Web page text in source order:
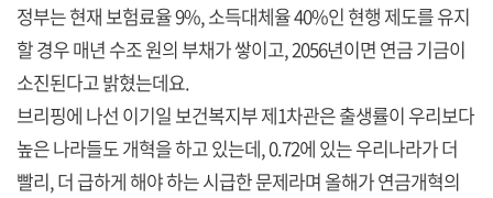
정부는 현재 보험료율 9%, 소득대체율 40%인 현행 제도를 유지
할 경우 매년 수조 원의 부채가 쌓이고, 2056년이면 연금 기금이
소진된다고 밝혔는데요.
브리핑에 나선 이기일 보건복지부 제1차관은 출생률이 우리보다
높은 나라들도 개혁을 하고 있는데, 0.72에 있는 우리나라가 더
빨리, 더 급하게 해야 하는 시급한 문제라며 올해가 연금개혁의